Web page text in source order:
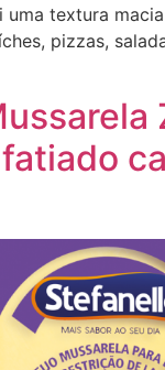
uma textura
pizzas,